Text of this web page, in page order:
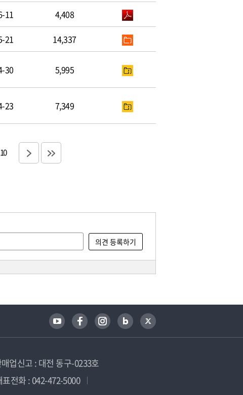
11 4,408
21 14,337
30 5,995
23 7,349
10
업신고 : 대전 동구-0233호
표전화 : 042-472-5000